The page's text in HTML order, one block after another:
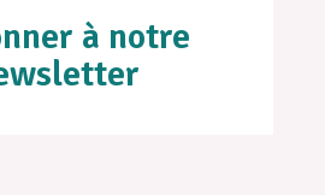
à notre